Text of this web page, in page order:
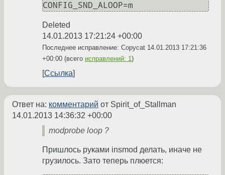
Deleted
14.01.2013 17:21:24 +00:00
Последнее исправление: Copycat 14.01.2013 17:21:36
+00:00 (всего исправлений: 1)
Ссылка
Ответ на: комментарий от Spirit_of_Stallman
14.01.2013 14:36:32 +00:00
modprobe loop ?
Пришлось руками insmod делать, иначе не
грузилось. Зато теперь плюется: